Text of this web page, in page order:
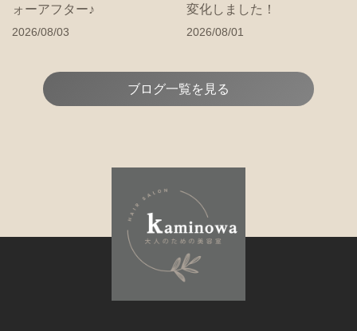
ォーアフター♪
2026/08/03
変化しました！
2026/08/01
ブログ一覧を見る